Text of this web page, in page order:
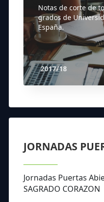
Notas de corte de
grados de
España.
2017/18
JORNADAS
Jornadas Puertas
SAGRADO CORAZON